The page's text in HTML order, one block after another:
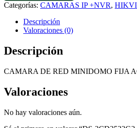
Categorías: CAMARAS IP +NVR,
Descripción
Valoraciones (0)
Descripción
CAMARA DE RED MINIDOMO FIJA
Valoraciones
No hay valoraciones aún.